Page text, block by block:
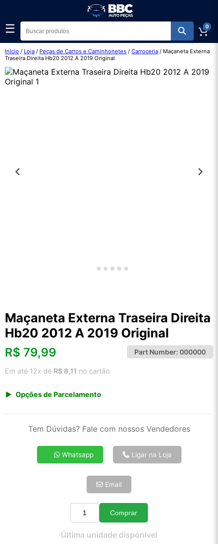
☰ 0
Início / Loja / Peças de Carros e Caminhonetes / Carroceria / Maçaneta Externa
Traseira Direita Hb20 2012 A 2019 Original
Maçaneta Externa Traseira Direita
Hb20 2012 A 2019 Original
R$ 79,99 Part Number: 000000
Em até 12x de R$ 8,11 no cartão
Opções de Parcelamento
2x de R$ 43,05
4x de R$ 22,17
5x de R$ 17,97
Tem Dúvidas? Fale com nossos Vendedores
Whatsapp Ligar na Loja
Email
Quantidade
Comprar
Última unidade disponível